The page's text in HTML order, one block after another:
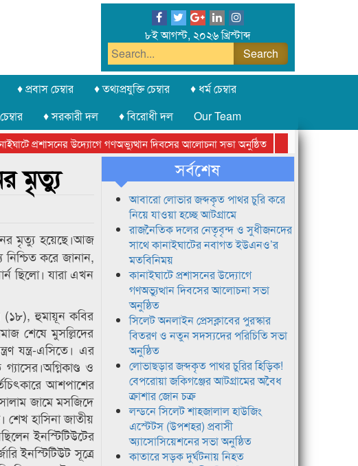
৮ই আগস্ট, ২০২৬ খ্রিস্টাব্দ
♦ প্রবাস চেম্বার ♦ তথ্যপ্রযুক্তি চেম্বার
♦ ধর্ম চেম্বার
♦ সরকারী দল ♦ বিরোধী দল
Our Team
প্রশাসনের উদ্যোগে গণঅভ্যুত্থান দিবসের আলোচনা সভা অনুষ্ঠিত
সিলেট অনলাইন
মৃত্যু
মৃত্যু হয়েছে।আজ
করে জানান,
ছিলো। যারা এখন
(১৮), হুমায়ূন কবির
শেষে মুসল্লিদের
যন্ত্র-এসিতে। এর
ও
আশপাশের
জামে মসজিদে
শেখ হাসিনা জাতীয়
ইনস্টিটিউটের
ইনস্টিটিউট সূত্রে
সর্বশেষ
আবারো লোভার জব্দকৃত পাথর চুরি করে
নিয়ে যাওয়া হচ্ছে আটগ্রামে
রাজনৈতিক দলের নেতৃবৃন্দ ও সুধীজনদের
সাথে কানাইঘাটের নবাগত ইউএনও’র
মতবিনিময়
কানাইঘাটে প্রশাসনের উদ্যোগে
গণঅভ্যুত্থান দিবসের আলোচনা সভা
অনুষ্ঠিত
সিলেট অনলাইন প্রেসক্লাবের পুরস্কার
বিতরণ ও নতুন সদস্যদের পরিচিতি সভা
অনুষ্ঠিত
লোভাছড়ার জব্দকৃত পাথর চুরির হিড়িক!
বেপরোয়া জকিগঞ্জের আটগ্রামের অবৈধ
ক্রাশার জোন চক্র
লন্ডনে সিলেট শাহজালাল হাউজিং
এস্টেটস (উপশহর) প্রবাসী
অ্যাসোসিয়েশনের সভা অনুষ্ঠিত
কাতারে সড়ক দুর্ঘটনায় নিহত